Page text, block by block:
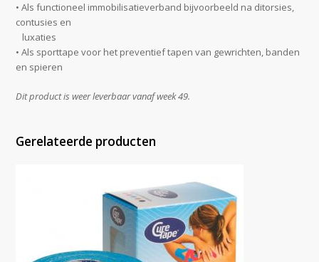
• Als functioneel immobilisatieverband bijvoorbeeld na ditorsies,
contusies en
luxaties
• Als sporttape voor het preventief tapen van gewrichten, banden
en spieren
Dit product is weer leverbaar vanaf week 49.
Gerelateerde producten